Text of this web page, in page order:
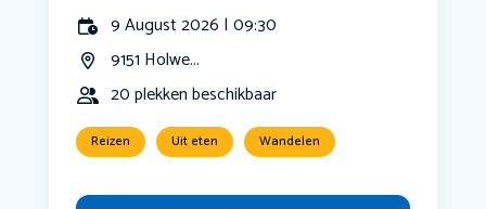
9 August 2026 | 09:30
9151 Holwe...
20 plekken beschikbaar
Reizen Uit eten Wandelen